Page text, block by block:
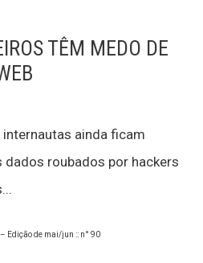
TÊM MEDO DE
ainda ficam
roubados por hackers